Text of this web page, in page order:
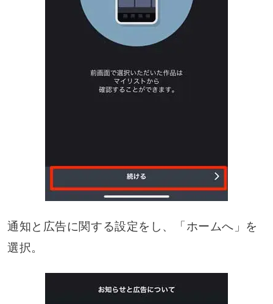
通知と広告に関する設定をし、「ホームへ」を
選択。